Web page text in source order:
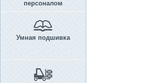
персоналом
Умная подшивка